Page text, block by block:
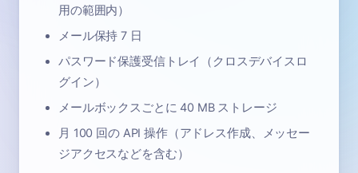
用の範囲内）
メール保持 7 日
パスワード保護受信トレイ（クロスデバイスロ
グイン）
メールボックスごとに 40 MB ストレージ
月 100 回の API 操作（アドレス作成、メッセー
ジアクセスなどを含む）